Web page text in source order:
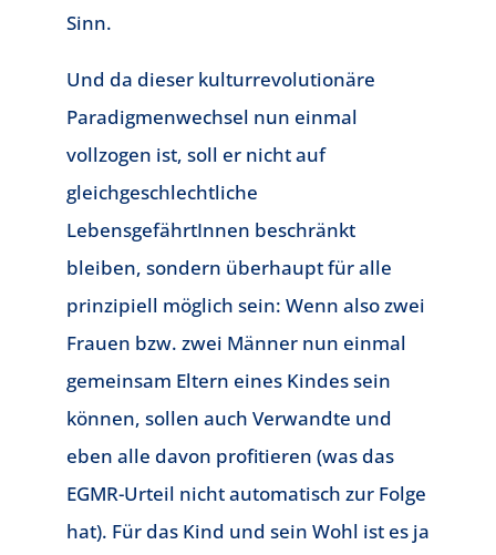
Sinn.
Und da dieser kulturrevolutionäre
Paradigmenwechsel nun einmal
vollzogen ist, soll er nicht auf
gleichgeschlechtliche
LebensgefährtInnen beschränkt
bleiben, sondern überhaupt für alle
prinzipiell möglich sein: Wenn also zwei
Frauen bzw. zwei Männer nun einmal
gemeinsam Eltern eines Kindes sein
können, sollen auch Verwandte und
eben alle davon profitieren (was das
EGMR-Urteil nicht automatisch zur Folge
hat). Für das Kind und sein Wohl ist es ja